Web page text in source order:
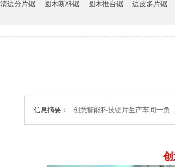
清边分片锯 圆木断料锯 圆木推台锯 边皮多片锯
信息摘要： 创意智能科技锯片生产车间一角
创